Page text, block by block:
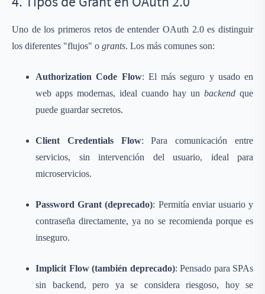
Uno de los primeros retos de entender OAuth 2.0 es distinguir
los diferentes "flujos" o grants. Los más comunes son:
Authorization Code Flow: El más seguro y usado en
web apps modernas, ideal cuando hay un backend que
puede guardar secretos.
Client Credentials Flow: Para comunicación entre
servicios, sin intervención del usuario, ideal para
microservicios.
Password Grant (deprecado): Permitía enviar usuario y
contraseña directamente, ya no se recomienda porque es
inseguro.
Implicit Flow (también deprecado): Pensado para SPAs
sin backend, pero ya se considera riesgoso, hoy se